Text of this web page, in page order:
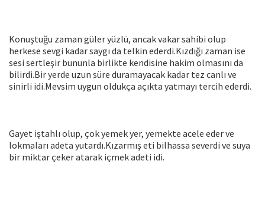
Konuştuğu zaman güler yüzlü, ancak vakar sahibi olup
herkese sevgi kadar saygı da telkin ederdi.Kızdığı zaman ise
sesi sertleşir bununla birlikte kendisine hakim olmasını da
bilirdi.Bir yerde uzun süre duramayacak kadar tez canlı ve
sinirli idi.Mevsim uygun oldukça açıkta yatmayı tercih ederdi.
Gayet iştahlı olup, çok yemek yer, yemekte acele eder ve
lokmaları adeta yutardı.Kızarmış eti bilhassa severdi ve suya
bir miktar çeker atarak içmek adeti idi.